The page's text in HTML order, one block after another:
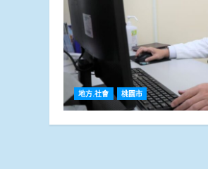
地方.社會 桃園市